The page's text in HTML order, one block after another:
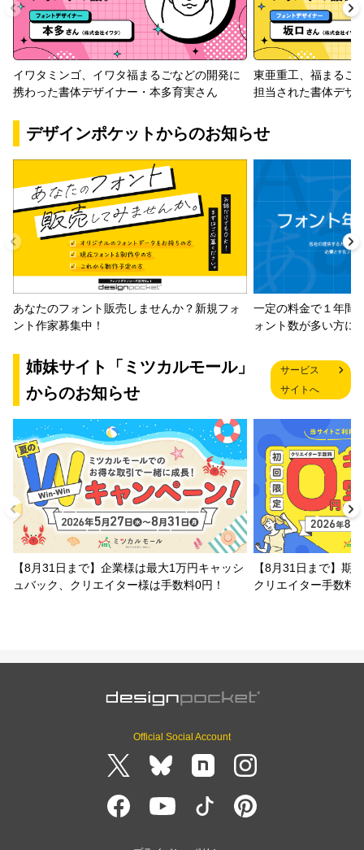
イワタミンゴ、イワタ福まるごなどの開発に
携わった書体デザイナー・本多育実さん
東亜重工、福まるご
担当された書体デザ
デザインポケットからのお知らせ
あなたのフォント販売しませんか？新規フォ
ント作家募集中！
一定の料金で１年間
ォント数が多い方に
姉妹サイト「ミツカルモール」
からのお知らせ
サービス
サイトへ
【8月31日まで】企業様は最大1万円キャッシ
ュバック、クリエイター様は手数料0円！
【8月31日まで】期
クリエイター手数料
Official Social Account